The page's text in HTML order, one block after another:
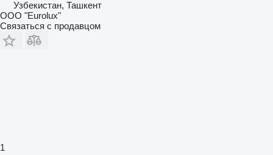
Узбекистан, Ташкент
ООО "Eurolux"
Связаться с продавцом
1